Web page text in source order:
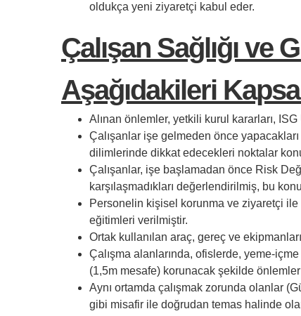
oldukça yeni ziyaretçi kabul eder.
Çalışan Sağlığı ve
Aşağıdakileri
Alınan önlemler, yetkili kurul kararları,
Çalışanlar işe gelmeden önce
dilimlerinde dikkat edecekleri noktalar
Çalışanlar, işe başlamadan önce Risk
karşılaşmadıkları değerlendirilmiş, bu
Personelin kişisel korunma ve ziyaretçi
eğitimleri verilmiştir.
Ortak kullanılan araç, gereç ve
Çalışma alanlarında, ofislerde, yeme-
(1,5m mesafe) korunacak şekilde önlemler
Aynı ortamda çalışmak zorunda olanlar
gibi misafir ile doğrudan temas halinde